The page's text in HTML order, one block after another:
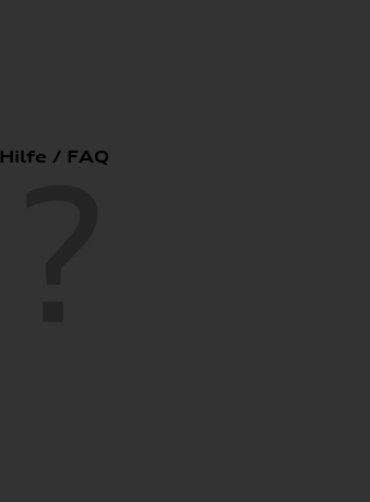
Hilfe / FAQ